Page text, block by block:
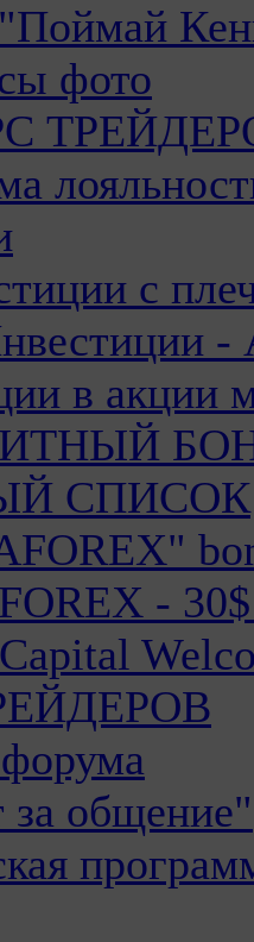
фото
с
-
в акции
СПИСОК
-
за общение"